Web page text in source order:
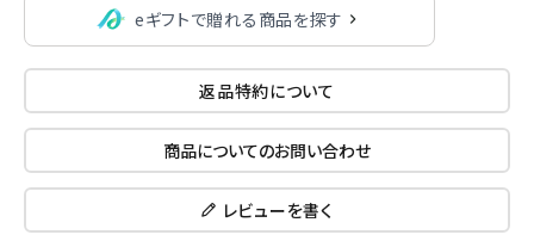
eギフトで贈れる商品を探す
返品特約について
商品についてのお問い合わせ
レビューを書く